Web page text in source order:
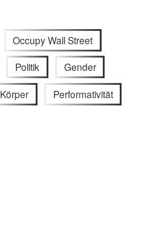
Occupy Wall Street
Politik Gender
Körper Performativität